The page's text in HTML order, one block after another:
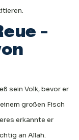
–
sein Volk, bevor er
großen Fisch
erkannte er
an Allah.